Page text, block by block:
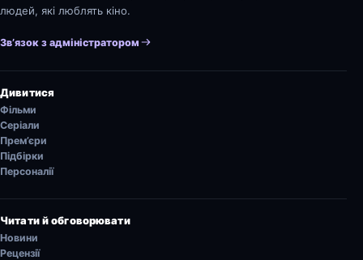
людей, які люблять кіно.
Зв’язок з адміністратором
Дивитися
Фільми
Серіали
Прем’єри
Підбірки
Персоналії
Читати й обговорювати
Новини
Рецензії